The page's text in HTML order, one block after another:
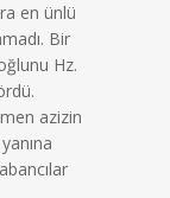
en ünlü
Bir
Hz.
azizin